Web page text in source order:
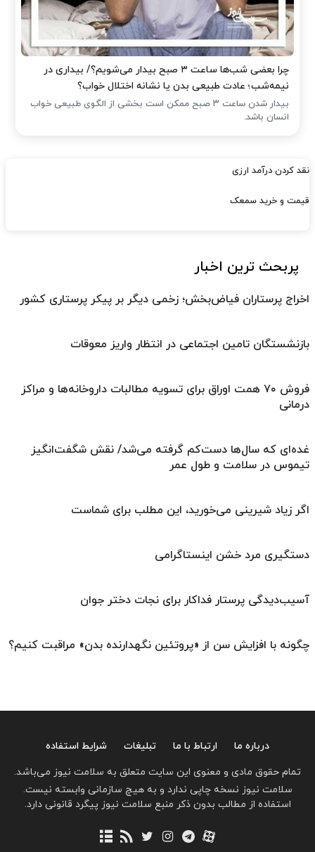
چرا بعضی شب‌ها ساعت ۳ صبح بیدار می‌شویم؟/ بیداری در
نیمه‌شب؛ عادت طبیعی بدن یا نشانه اختلال خواب؟
بیدار شدن ساعت ۳ صبح ممکن است بخشی از الگوی طبیعی خواب
انسان باشد.
نقد کردن درآمد ارزی
قیمت و خرید سمعک
پربحث ترین اخبار
اخراج پرستاران فیاض‌بخش؛ زخمی دیگر بر پیکر پرستاری کشور
بازنشستگان تامین اجتماعی در انتظار واریز معوقات
فروش ۷۰ همت اوراق برای تسویه مطالبات داروخانه‌ها و مراکز
درمانی
غده‌ای که سال‌ها دست‌کم گرفته می‌شد/ نقش شگفت‌انگیز
تیموس در سلامت و طول عمر
اگر زیاد شیرینی می‌خورید، این مطلب برای شماست
دستگیری مرد خشن اینستاگرامی
آسیب‌دیدگی پرستار فداکار برای نجات دختر جوان
چگونه با افزایش سن از «پروتئین نگهدارنده بدن» مراقبت کنیم؟
درباره ما ارتباط با ما تبلیغات
شرایط استفاده
تمام حقوق مادی و معنوی این سایت متعلق به سلامت نیوز می‌باشد.
سلامت نیوز نسخه چاپی ندارد و به هیچ سازمانی وابسته نیست.
استفاده از مطالب بدون ذکر منبع سلامت نیوز پیگرد قانونی دارد.